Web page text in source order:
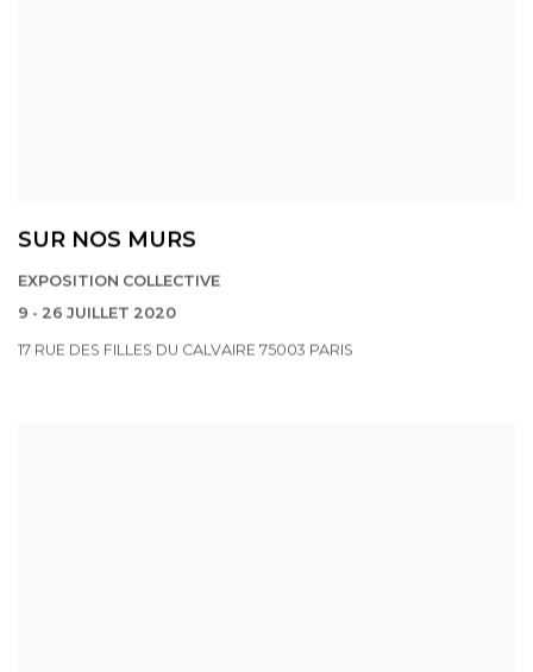
SUR NOS MURS
EXPOSITION COLLECTIVE
9 - 26 JUILLET 2020
17 RUE DES FILLES DU CALVAIRE 75003 PARIS